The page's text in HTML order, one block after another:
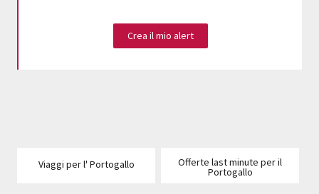
Crea il mio alert
Viaggi per l' Portogallo Offerte last minute per il
Portogallo